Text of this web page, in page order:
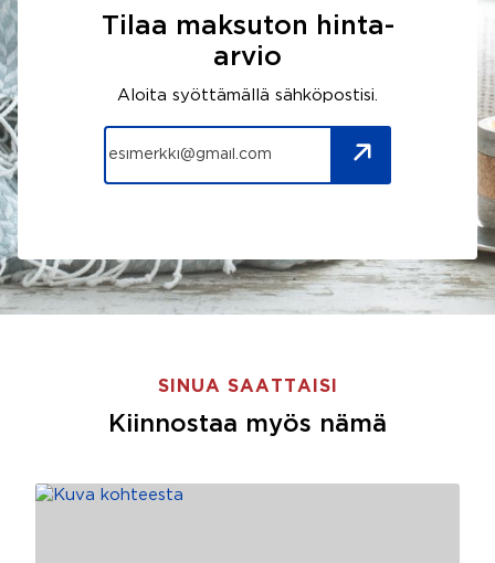
Tilaa maksuton hinta-
arvio
Aloita syöttämällä sähköpostisi.
SINUA SAATTAISI
Kiinnostaa myös nämä